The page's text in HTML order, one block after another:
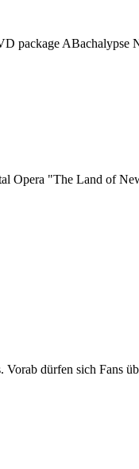
package ABachalypse
Opera "The Land of
dürfen sich Fans